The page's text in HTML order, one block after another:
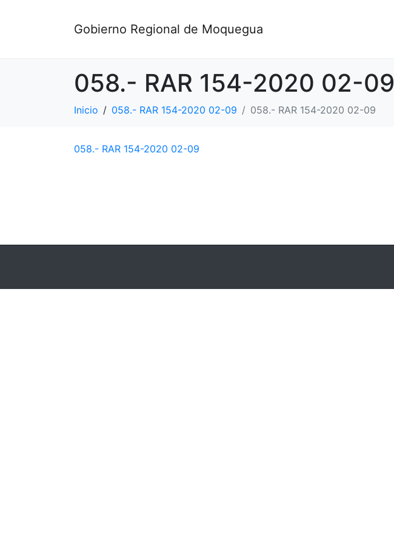
Gobierno Regional de Moquegua
058.- RAR 154-2020 02-09
Inicio 058.- RAR 154-2020 02-09 058.- RAR 154-2020 02-09
058.- RAR 154-2020 02-09